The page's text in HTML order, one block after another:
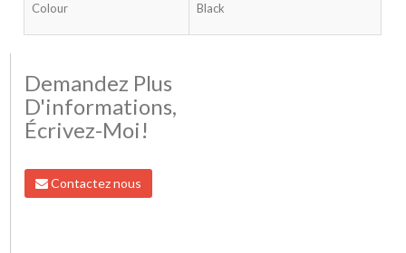
Colour Black
Demandez Plus
D'informations,
Écrivez-Moi!
Contactez nous